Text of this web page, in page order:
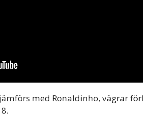
med Ronaldinho, vägrar